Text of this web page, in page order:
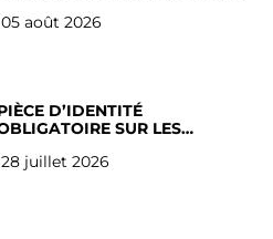
05 août 2026
D’IDENTITÉ
SUR LES
Français
28 juillet 2026